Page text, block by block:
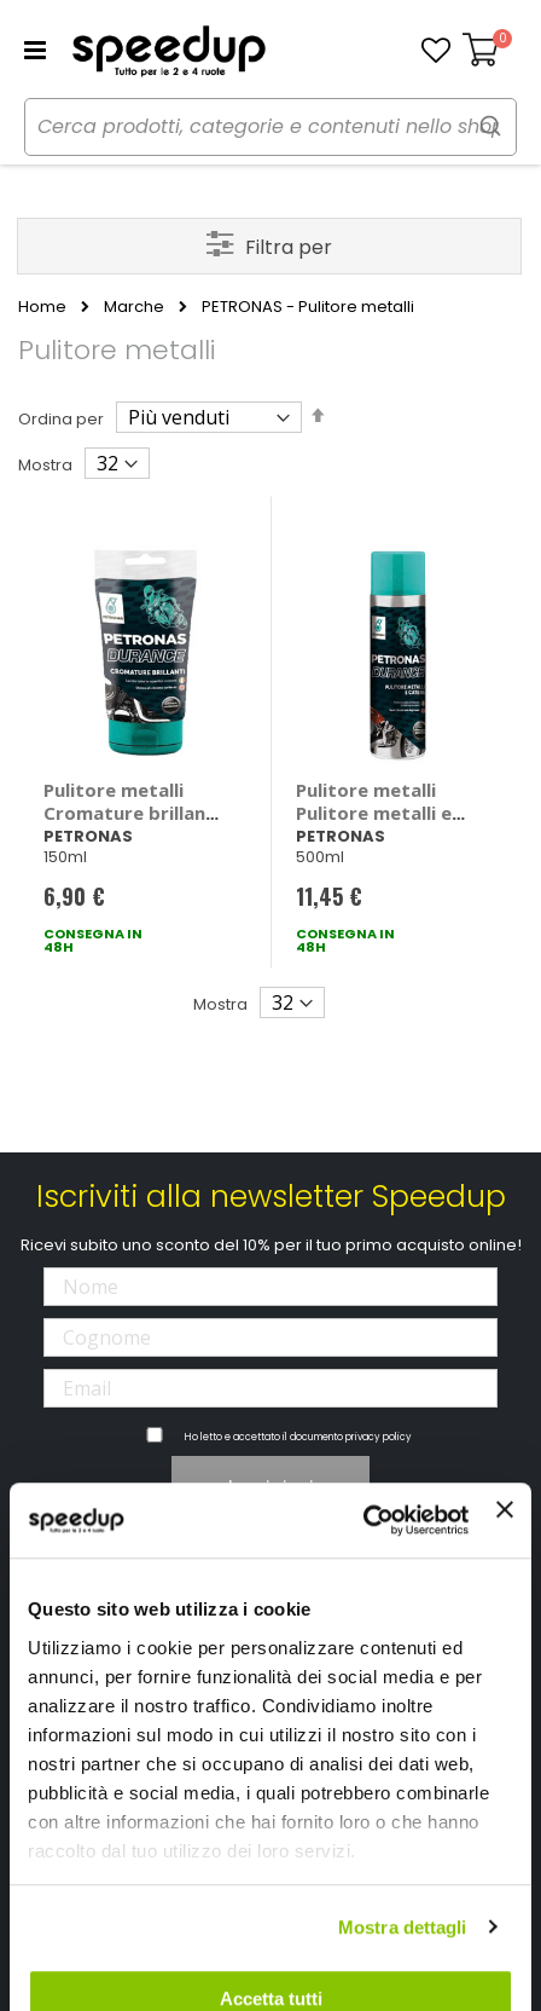
Questo sito web utilizza i cookie
Utilizziamo i cookie per personalizzare contenuti ed
annunci, per fornire funzionalità dei social media e per
analizzare il nostro traffico. Condividiamo inoltre
informazioni sul modo in cui utilizzi il nostro sito con i
nostri partner che si occupano di analisi dei dati web,
pubblicità e social media, i quali potrebbero combinarle
con altre informazioni che hai fornito loro o che hanno
raccolto dal tuo utilizzo dei loro servizi.
Mostra dettagli
Accetta tutti
Carrello
0
Home Marche PETRONAS - Pulitore metalli
Pulitore metalli
Ordina per
Imposta
Mostra
Pulitore metalli
Cromature brillanti
moto Petronas
Durance -
PETRONAS
PETRONAS
150ml
6,90 €
CONSEGNA IN
48H
Pulitore metalli
Pulitore metalli e
catene Petronas
Durance -
PETRONAS
PETRONAS
500ml
11,45 €
CONSEGNA IN
48H
Mostra
Filtra per
Iscriviti alla newsletter Speedup
Ricevi subito uno sconto del 10% per il tuo primo acquisto online!
Ho letto e accettato il documentoprivacy policy
Iscrivimi
Segui SPEEDUP.IT
SpeedUp.it
Treviso, Italy 31040